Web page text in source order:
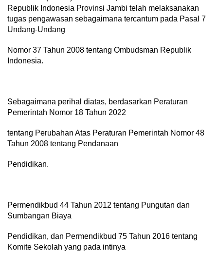
Republik Indonesia Provinsi Jambi telah melaksanakan
tugas pengawasan sebagaimana tercantum pada Pasal 7
Undang-Undang
Nomor 37 Tahun 2008 tentang Ombudsman Republik
Indonesia.
Sebagaimana perihal diatas, berdasarkan Peraturan
Pemerintah Nomor 18 Tahun 2022
tentang Perubahan Atas Peraturan Pemerintah Nomor 48
Tahun 2008 tentang Pendanaan
Pendidikan.
Permendikbud 44 Tahun 2012 tentang Pungutan dan
Sumbangan Biaya
Pendidikan, dan Permendikbud 75 Tahun 2016 tentang
Komite Sekolah yang pada intinya